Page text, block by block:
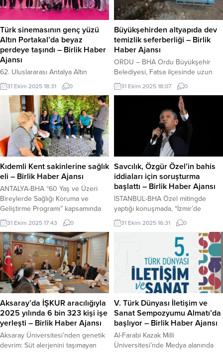
Portakal’da beyaz perdeye taşındı
İçeriği Görüntüle Etkinlikte Antalya
Teknokent Genel Müdürü Dr.
İbrahim Yavuz, Fark Labs Proje
Koordinatörü Duygu Kayaalp An,
Albaraka Portföy İş Geliştirme
Müdürü Ahmet Yasin...
Yüksekokulu El Sanatları Bölümü
öğretim görevlisi Emine Kayhan’ın
hazırladığı “Osmanlı Harita Resim
Geleneği Çerçevesinde Isparta ve
İlçeleri” adlı serginin açılışıyla
başladı....
Türk sinemasının genç yüzü
Altın Portakal’da beyaz
perdeye taşındı – Birlik Haber
Ajansı
62. Uluslararası Antalya Altın
Portakal Film Festivali’nde her
türden, her konudan, her açıdan
filmlerle tam bir festival keyfi
yaşanıyor. Atatürk Kültür Merkezi
(AKM) salonları, sinemanın her
rengini kucaklıyor. Kısa filmler,
belgeseller ve sinema okulları
öğrenci filmleri; Türk sinemasının
genç yüzünü beyazperdeye taşıdı.
Gerçek diye bir şey yok algılarımız
var Otokurmaca...
31 Ekim 2025 18:31 0
Büyükşehirden altyapıda dev
temizlik seferberliği – Birlik
Haber Ajansı
ORDU – BHA Ordu Büyükşehir
Belediyesi, Fatsa ilçesinde uzun
yıllardır kapsamlı bir temizlik
çalışması yapılmayan yağmur suyu
kanalları, bakslar ve menfezlerde
adeta tarihi nitelikte bir temizlik
seferberliği başlattı. Zamanla dehliz
haline gelen ve işlevini büyük
ölçüde yitiren yağmur suyu hatları,
yürütülen çalışmalarla yeniden işler
hale getiriliyor. Özellikle Bülbül
Deresi ve...
31 Ekim 2025 18:07 0
Kıdemli Kent sakinlerine sağlık
eli – Birlik Haber Ajansı
ANTALYA-BHA “60 Yaş ve Üzeri
Bireylerde Sağlığı Koruma ve
Geliştirme Programı” kapsamında
düzenlenen etkinliklerde, kıdemli
kent sakinlerinin kan basıncı, kan
şekeri, kolesterol ölçümleri ve
vücut kitle indeksi gibi sağlık
göstergeleri haftalık olarak takip
ediliyor. Ayrıca, kronik hastalık
riskleri de düzenli olarak kontrol
edilerek olası sağlık sorunlarına
erken müdahale edilmesi
hedefleniyor....
31 Ekim 2025 17:43 0
Savcılık, Özgür Özel’in bahis
iddiaları için soruşturma
başlattı – Birlik Haber Ajansı
İSTANBUL-BHA Özel mitingde
yaptığı konuşmada, “İzmir’de
Göztepe’ye haksız kırmızı kart
veren hakemin maçında, Kuzey
Kıbrıs’tan biri 5,5 milyonluk kırmızı
karta bahis oynamış” ifadelerini
kullanmıştı. Bu sözlerin ardından
kamuoyunda büyük yankı uyandı.
Savcılık, iddiaları “ihbar”
kapsamında değerlendirerek, ilgili
maçtaki hakem kararlarını ve bahis
hareketlerini incelemeye aldı. 49
Suriyeli öğrenci Harp Okullarında...
31 Ekim 2025 16:31 0
Aksaray’da İŞKUR aracılığıyla
2025 yılında 6 bin 323 kişi işe
yerleşti – Birlik Haber Ajansı
Aksaray Üniversitesi’nden genetik
devrim: Süt alerjenini taşımayan
V. Türk Dünyası İletişim ve
Sanat Sempozyumu Almatı’da
başlıyor – Birlik Haber Ajansı
Al-Farabi Kazak Milli
Üniversitesi’nde Medya alanında